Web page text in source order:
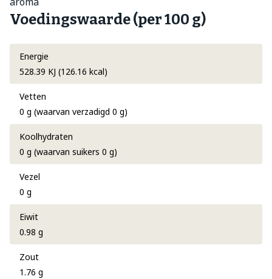
Voedingswaarde (per 100 g)
Energie
528.39 KJ (126.16 kcal)
Vetten
0 g (waarvan verzadigd 0 g)
Koolhydraten
0 g (waarvan suikers 0 g)
Vezel
0 g
Eiwit
0.98 g
Zout
1.76 g